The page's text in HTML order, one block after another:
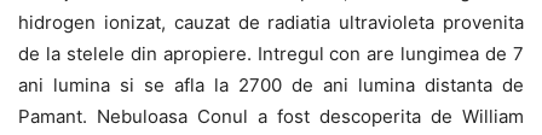
hidrogen ionizat, cauzat de radiatia ultravioleta provenita
de la stelele din apropiere. Intregul con are lungimea de 7
ani lumina si se afla la 2700 de ani lumina distanta de
Pamant. Nebuloasa Conul a fost descoperita de William